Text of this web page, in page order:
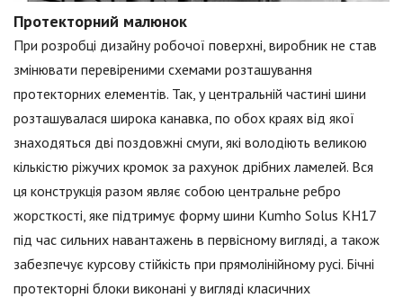
Протекторний малюнок
При розробці дизайну робочої поверхні, виробник не став
змінювати перевіреними схемами розташування
протекторних елементів. Так, у центральній частині шини
розташувалася широка канавка, по обох краях від якої
знаходяться дві поздовжні смуги, які володіють великою
кількістю ріжучих кромок за рахунок дрібних ламелей. Вся
ця конструкція разом являє собою центральне ребро
жорсткості, яке підтримує форму шини Kumho Solus KH17
під час сильних навантажень в первісному вигляді, а також
забезпечує курсову стійкість при прямолінійному русі. Бічні
протекторні блоки виконані у вигляді класичних